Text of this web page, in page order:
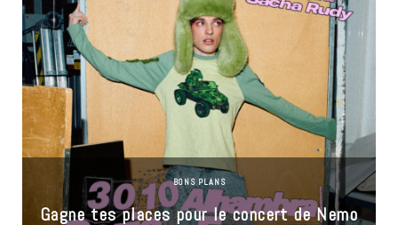
BONS PLANS
Gagne tes places pour le concert de Nemo